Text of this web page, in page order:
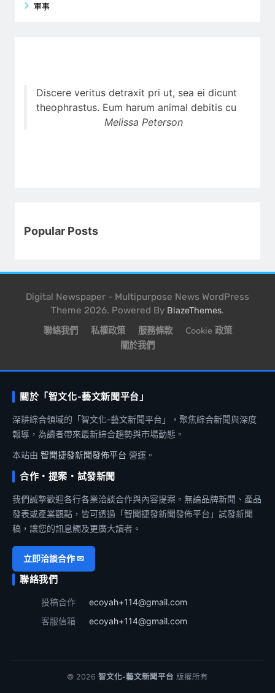
軍事
Discere veritus detraxit pri ut, sea ei dicunt
theophrastus. Eum harum animal debitis cu
Melissa Peterson
Popular Posts
Digital Newspaper - Multipurpose News WordPress
Theme 2026. Powered By BlazeThemes.
聯絡我們 私權政策 服務條款
Cookie 政策
關於我們
關於「智文化-藝文新聞平台」
深耕綜合領域的「智文化-藝文新聞平台」，聚焦綜合新聞與深度
報導，為讀者帶來最新綜合趨勢與市場動態。
本站由 智聞捷發新聞發佈平台 營運。
合作・提案・試發新聞
我們誠摯歡迎各行各業洽談合作與內容提案。無論品牌新聞、產品
發表或產業觀點，皆可透過「智聞捷發新聞發佈平台」試發新聞
稿，讓您的訊息觸及更廣大讀者。
立即洽談合作 ✉
聯絡我們
投稿合作
ecoyah+114@gmail.com
客服信箱
ecoyah+114@gmail.com
© 2026 智文化-藝文新聞平台 版權所有